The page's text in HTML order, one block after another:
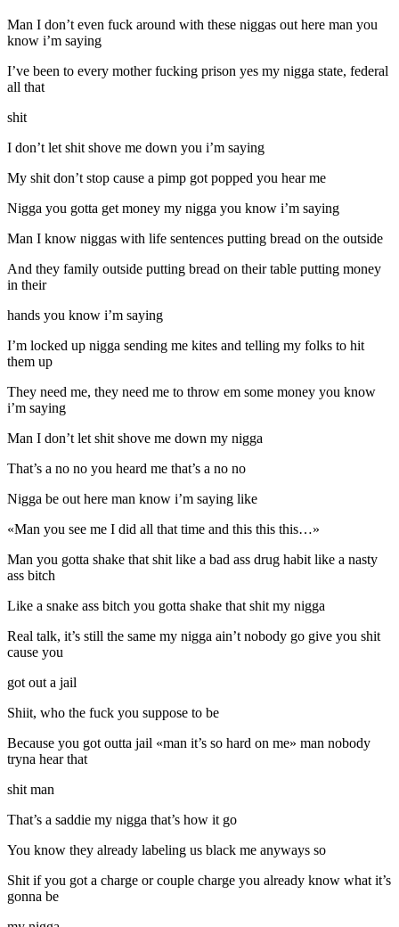
Man I don’t even fuck around with these niggas out here man you
know i’m saying
I’ve been to every mother fucking prison yes my nigga state, federal
all that
shit
I don’t let shit shove me down you i’m saying
My shit don’t stop cause a pimp got popped you hear me
Nigga you gotta get money my nigga you know i’m saying
Man I know niggas with life sentences putting bread on the outside
And they family outside putting bread on their table putting money
in their
hands you know i’m saying
I’m locked up nigga sending me kites and telling my folks to hit
them up
They need me, they need me to throw em some money you know
i’m saying
Man I don’t let shit shove me down my nigga
That’s a no no you heard me that’s a no no
Nigga be out here man know i’m saying like
«Man you see me I did all that time and this this this…»
Man you gotta shake that shit like a bad ass drug habit like a nasty
ass bitch
Like a snake ass bitch you gotta shake that shit my nigga
Real talk, it’s still the same my nigga ain’t nobody go give you shit
cause you
got out a jail
Shiit, who the fuck you suppose to be
Because you got outta jail «man it’s so hard on me» man nobody
tryna hear that
shit man
That’s a saddie my nigga that’s how it go
You know they already labeling us black me anyways so
Shit if you got a charge or couple charge you already know what it’s
gonna be